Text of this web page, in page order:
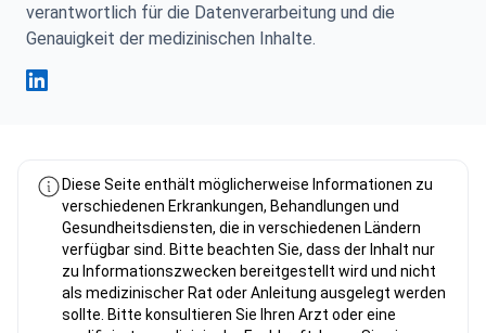
verantwortlich für die Datenverarbeitung und die
Genauigkeit der medizinischen Inhalte.
Diese Seite enthält möglicherweise Informationen zu
verschiedenen Erkrankungen, Behandlungen und
Gesundheitsdiensten, die in verschiedenen Ländern
verfügbar sind. Bitte beachten Sie, dass der Inhalt nur
zu Informationszwecken bereitgestellt wird und nicht
als medizinischer Rat oder Anleitung ausgelegt werden
sollte. Bitte konsultieren Sie Ihren Arzt oder eine